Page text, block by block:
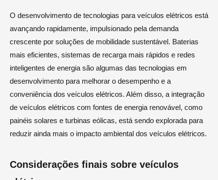
O desenvolvimento de tecnologias para veículos elétricos está
avançando rapidamente, impulsionado pela demanda
crescente por soluções de mobilidade sustentável. Baterias
mais eficientes, sistemas de recarga mais rápidos e redes
inteligentes de energia são algumas das tecnologias em
desenvolvimento para melhorar o desempenho e a
conveniência dos veículos elétricos. Além disso, a integração
de veículos elétricos com fontes de energia renovável, como
painéis solares e turbinas eólicas, está sendo explorada para
reduzir ainda mais o impacto ambiental dos veículos elétricos.
Considerações finais sobre veículos